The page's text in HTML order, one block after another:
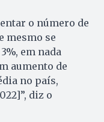
o número de
mesmo se
em nada
aumento de
no país,
diz o